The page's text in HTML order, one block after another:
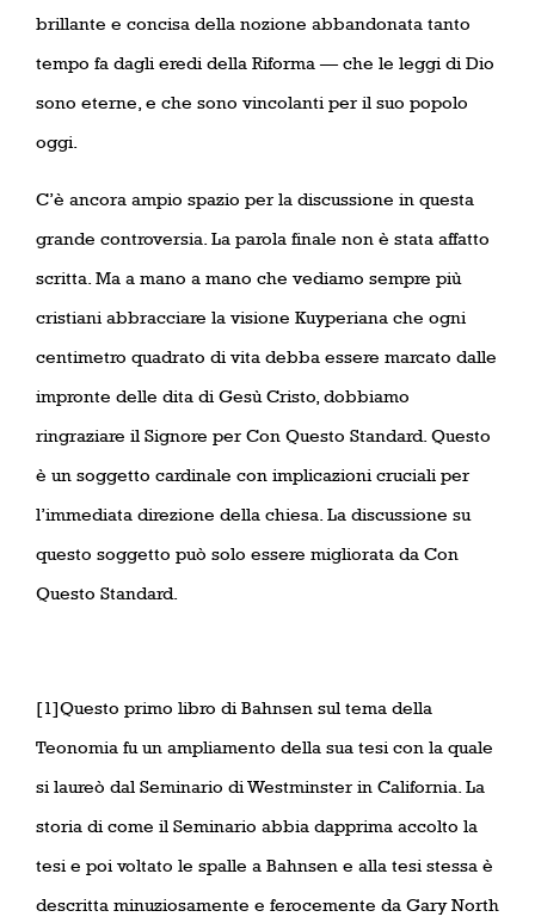
brillante e concisa della nozione abbandonata tanto
tempo fa dagli eredi della Riforma — che le leggi di Dio
sono eterne, e che sono vincolanti per il suo popolo
oggi.
C’è ancora ampio spazio per la discussione in questa
grande controversia. La parola finale non è stata affatto
scritta. Ma a mano a mano che vediamo sempre più
cristiani abbracciare la visione Kuyperiana che ogni
centimetro quadrato di vita debba essere marcato dalle
impronte delle dita di Gesù Cristo, dobbiamo
ringraziare il Signore per Con Questo Standard. Questo
è un soggetto cardinale con implicazioni cruciali per
l’immediata direzione della chiesa. La discussione su
questo soggetto può solo essere migliorata da Con
Questo Standard.
[1]Questo primo libro di Bahnsen sul tema della
Teonomia fu un ampliamento della sua tesi con la quale
si laureò dal Seminario di Westminster in California. La
storia di come il Seminario abbia dapprima accolto la
tesi e poi voltato le spalle a Bahnsen e alla tesi stessa è
descritta minuziosamente e ferocemente da Gary North